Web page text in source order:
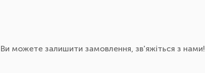
Ви можете залишити замовлення, зв'яжіться з нами!